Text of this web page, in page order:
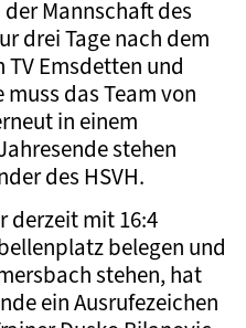
Mannschaft des
drei Tage nach dem
TV Emsdetten und
das Team von
in einem
stehen
des HSVH.
derzeit mit 16:4
belegen und
stehen, hat
ein Ausrufezeichen